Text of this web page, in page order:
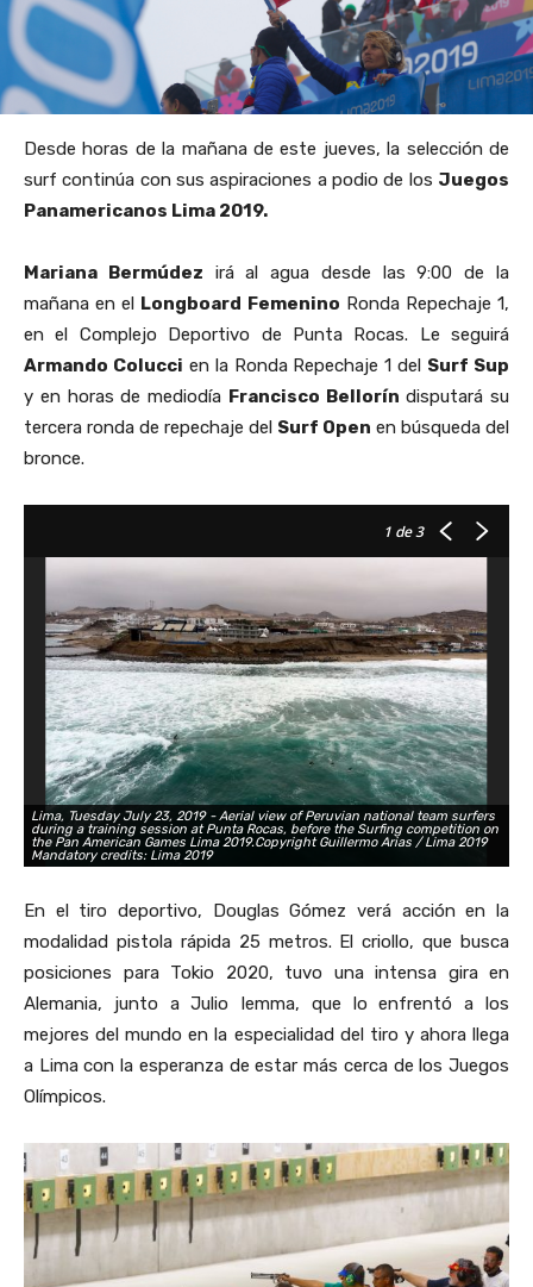
Desde horas de la mañana de este jueves, la selección de
surf continúa con sus aspiraciones a podio de los Juegos
Panamericanos Lima 2019.
Mariana Bermúdez irá al agua desde las 9:00 de la
mañana en el Longboard Femenino Ronda Repechaje 1,
en el Complejo Deportivo de Punta Rocas. Le seguirá
Armando Colucci en la Ronda Repechaje 1 del Surf Sup
y en horas de mediodía Francisco Bellorín disputará su
tercera ronda de repechaje del Surf Open en búsqueda del
bronce.
1 de 3
Lima, Tuesday July 23, 2019 - Aerial view of Peruvian national team surfers
during a training session at Punta Rocas, before the Surfing competition on
the Pan American Games Lima 2019.Copyright Guillermo Arias / Lima 2019
Mandatory credits: Lima 2019
En el tiro deportivo, Douglas Gómez verá acción en la
modalidad pistola rápida 25 metros. El criollo, que busca
posiciones para Tokio 2020, tuvo una intensa gira en
Alemania, junto a Julio Iemma, que lo enfrentó a los
mejores del mundo en la especialidad del tiro y ahora llega
a Lima con la esperanza de estar más cerca de los Juegos
Olímpicos.